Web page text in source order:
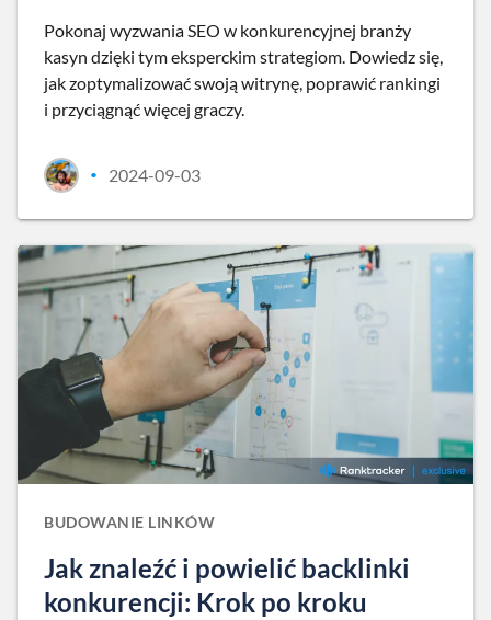
Pokonaj wyzwania SEO w konkurencyjnej branży
kasyn dzięki tym eksperckim strategiom. Dowiedz się,
jak zoptymalizować swoją witrynę, poprawić rankingi
i przyciągnąć więcej graczy.
• 2024-09-03
BUDOWANIE LINKÓW
Jak znaleźć i powielić backlinki
konkurencji: Krok po kroku